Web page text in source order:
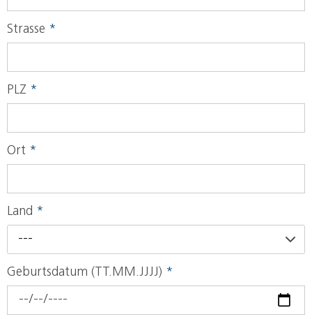
Strasse *
PLZ *
Ort *
Land *
---
Geburtsdatum (TT.MM.JJJJ) *